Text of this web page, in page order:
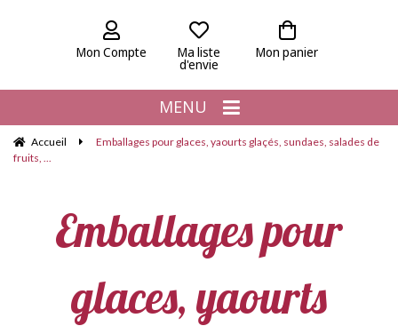
Mon Compte Mon panier
Ma liste
d'envie
MENU
Accueil
Emballages pour glaces, yaourts glaçés, sundaes, salades de
fruits, ...
Emballages pour
glaces, yaourts